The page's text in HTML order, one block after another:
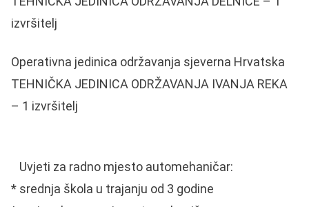
izvršitelj
Operativna jedinica održavanja sjeverna Hrvatska
TEHNIČKA JEDINICA ODRŽAVANJA IVANJA REKA
– 1 izvršitelj
Uvjeti za radno mjesto automehaničar:
* srednja škola u trajanju od 3 godine